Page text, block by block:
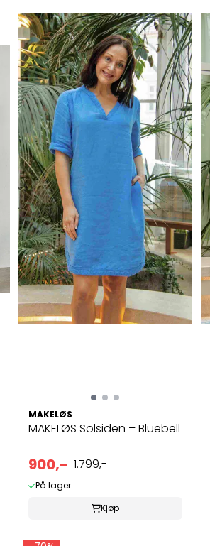
MAKELØS
MAKELØS Solsiden – Bluebell
900,- 1.799,-
På lager
Kjøp